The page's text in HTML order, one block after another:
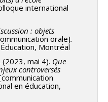
international
: objets
orale].
Montréal
mai 4). Que
controversés
en éducation,